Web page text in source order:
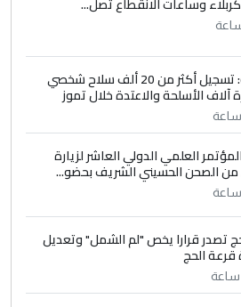
الداخلية: تسجيل أكثر من 20 ألف سلاح شخصي
آلاف الأسلحة والاعتدة خلال تموز
العلمي الدولي العاشر لزيارة
من الصحن الحسيني الشريف بحضو...
تصدر قرارا يخص "لم الشمل" وتعديل
قرعة الحج